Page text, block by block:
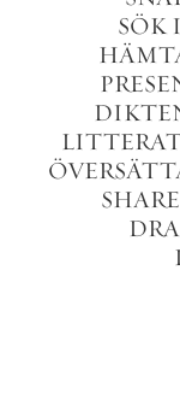
SÖK